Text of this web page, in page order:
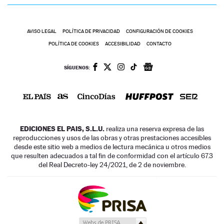
AVISO LEGAL POLÍTICA DE PRIVACIDAD CONFIGURACIÓN DE COOKIES
POLÍTICA DE COOKIES ACCESIBILIDAD CONTACTO
SÍGUENOS:
EDICIONES EL PAIS, S.L.U. realiza una reserva expresa de las
reproducciones y usos de las obras y otras prestaciones accesibles
desde este sitio web a medios de lectura mecánica u otros medios
que resulten adecuados a tal fin de conformidad con el artículo 67.3
del Real Decreto-ley 24/2021, de 2 de noviembre.